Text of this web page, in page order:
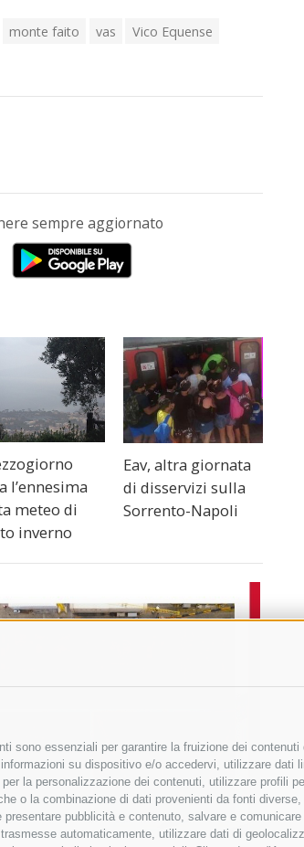
sono essenziali per garantire la fruizione dei
su dispositivo e/o accedervi, utilizzare
la personalizzazione dei contenuti, utilizzare profili
o la combinazione di dati provenienti da fonti
pubblicità e contenuto, salvare e
automaticamente, utilizzare dati di
monte faito vas
Vico Equense
sempre aggiornato
l’ennesima
meteo di
inverno
Eav, altra giornata
di disservizi sulla
Sorrento-Napoli